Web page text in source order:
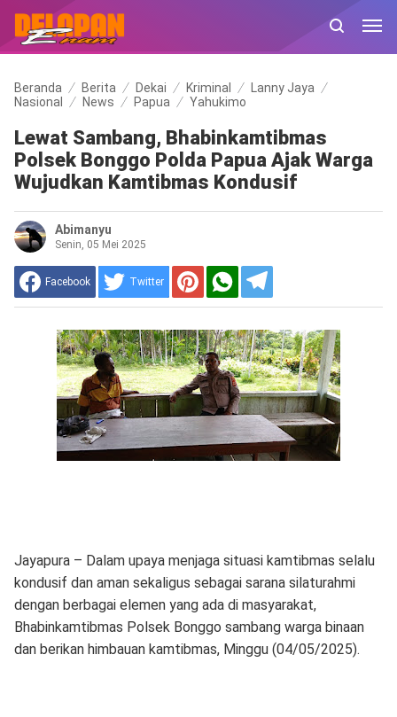
Beranda Berita Dekai Kriminal
Lanny Jaya
Nasional
News Papua Yahukimo
Lewat Sambang, Bhabinkamtibmas
Polsek Bonggo Polda Papua Ajak Warga
Wujudkan Kamtibmas Kondusif
Abimanyu
Senin, 05 Mei 2025
Facebook Twitter
Jayapura – Dalam upaya menjaga situasi kamtibmas selalu
kondusif dan aman sekaligus sebagai sarana silaturahmi
dengan berbagai elemen yang ada di masyarakat,
Bhabinkamtibmas Polsek Bonggo sambang warga binaan
dan berikan himbauan kamtibmas, Minggu (04/05/2025).